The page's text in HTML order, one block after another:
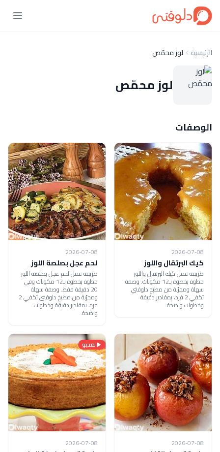
الرئيسية لوز محمّص
لوز محمّص
الوصفات
2026-07-08
كيك البرتقال واللوز
طريقة عمل كيك البرتقال واللوز
خطوة بخطوة بـ12 مكونات. وصفة
سهلة ومجرّبة من مطبخ دلوقتي
تكفي 2 فرد، بمقادير دقيقة
وخطوات واضحة.
2026-07-08
لحم عجل بصلصة اللوز
طريقة عمل لحم عجل بصلصة اللوز
خطوة بخطوة بـ12 مكونات وفي
20 دقيقة فقط. وصفة سهلة
ومجرّبة من مطبخ دلوقتي تكفي 2
فرد، بمقادير دقيقة وخطوات
واضحة.
2026-07-08
فيديو
2026-07-08